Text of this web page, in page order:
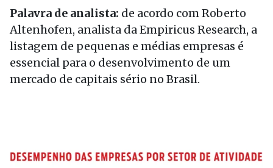
Palavra de analista: de acordo com Roberto
Altenhofen, analista da Empiricus Research, a
listagem de pequenas e médias empresas é
essencial para o desenvolvimento de um
mercado de capitais sério no Brasil.